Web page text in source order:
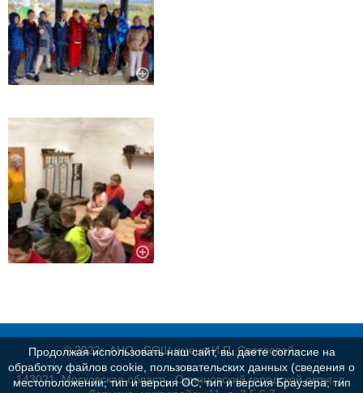
© 2022г. АНО «СОШ имени И.П. Светловой»
143021, Московская область, Одинцовский городской округ, д.
Продолжая использовать наш сайт, вы даете согласие на
обработку файлов cookie, пользовательских данных (сведения о
местоположении; тип и версия ОС; тип и версия Браузера; тип